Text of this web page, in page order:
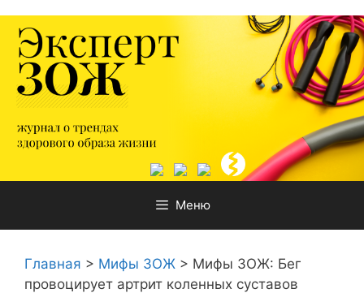
содержимому
Меню
Главная > Мифы ЗОЖ > Мифы ЗОЖ: Бег
провоцирует артрит коленных суставов